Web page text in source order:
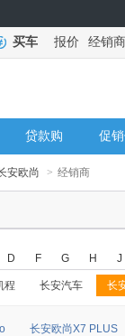
买车 报价 经销商
贷款购 促
安欧尚 > 经销商
D F G H J
程 长安汽车 长
长安欧尚X7 PLUS